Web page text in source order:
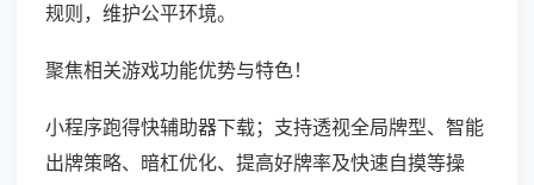
规则，维护公平环境。
聚焦相关游戏功能优势与特色！
小程序跑得快辅助器下载；支持透视全局牌型、智能
出牌策略、暗杠优化、提高好牌率及快速自摸等操